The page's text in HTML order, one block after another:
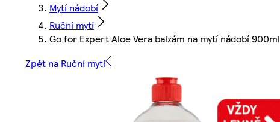
Mytí nádobí
Ruční mytí
Go for Expert Aloe Vera balzám na mytí nádobí 900ml
Zpět na Ruční mytí